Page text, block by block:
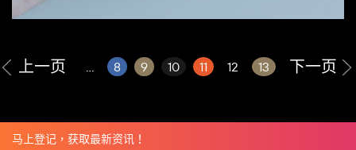
上一页 ... 8 9 10 11 12 13 下一页
马上登记，获取最新资讯！